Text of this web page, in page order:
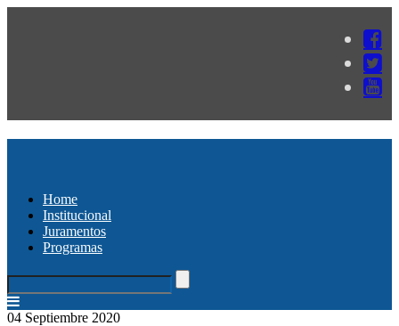
Home
Institucional
Juramentos
Programas
04 Septiembre 2020